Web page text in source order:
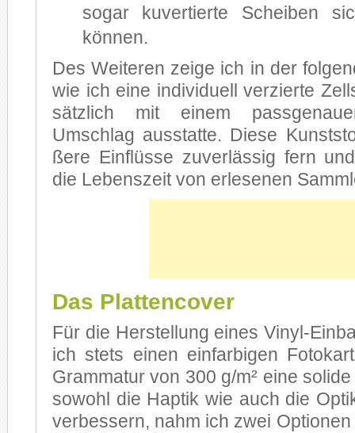
so­gar ku­ver­tier­te Schei­ben
kön­nen.
Des Wei­te­ren zei­ge ich in der
wie ich eine in­di­vi­du­ell ver­zier­te
sätz­lich mit ei­nem
Umschlag aus­stat­te. Die­se
ße­re Ein­flüs­se zu­ver­läs­sig fern
die Le­bens­zeit von er­le­se­nen
Das Plattencover
Für die Her­stel­lung ei­nes Vinyl-
ich stets ei­nen ein­far­bi­gen
Gram­ma­tur von 300 g/m² eine
so­wohl die Hap­tik wie auch die
ver­bes­sern, nahm ich zwei